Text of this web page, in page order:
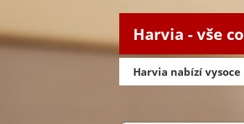
Harvia - vše
Harvia nabízí